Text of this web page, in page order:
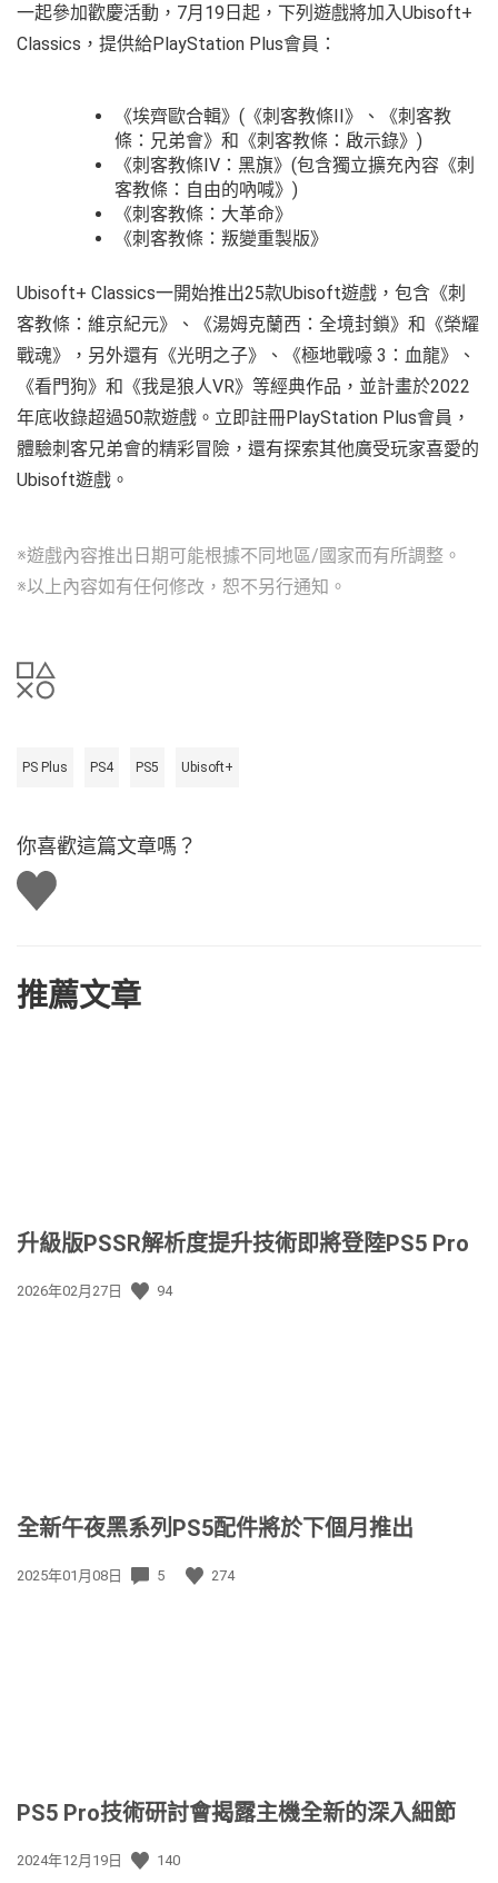
一起參加歡慶活動，7月19日起，下列遊戲將加入Ubisoft+
Classics，提供給PlayStation Plus會員：
《埃齊歐合輯》(《刺客教條II》、《刺客教
條：兄弟會》和《刺客教條：啟示錄》)
《刺客教條IV：黑旗》(包含獨立擴充內容《刺
客教條：自由的吶喊》)
《刺客教條：大革命》
《刺客教條：叛變重製版》
Ubisoft+ Classics一開始推出25款Ubisoft遊戲，包含《刺
客教條：維京紀元》、《湯姆克蘭西：全境封鎖》和《榮耀
戰魂》，另外還有《光明之子》、《極地戰嚎 3：血龍》、
《看門狗》和《我是狼人VR》等經典作品，並計畫於2022
年底收錄超過50款遊戲。立即註冊PlayStation Plus會員，
體驗刺客兄弟會的精彩冒險，還有探索其他廣受玩家喜愛的
Ubisoft遊戲。
※遊戲內容推出日期可能根據不同地區/國家而有所調整。
※以上內容如有任何修改，恕不另行通知。
PS Plus PS4 PS5 Ubisoft+
你喜歡這篇文章嗎？
讚
推薦文章
升級版PSSR解析度提升技術即將登陸PS5 Pro
發
2026年02月27日 94
全新午夜黑系列PS5配件將於下個月推出
發
2025年01月08日 5 274
PS5 Pro技術研討會揭露主機全新的深入細節
發
2024年12月19日 140